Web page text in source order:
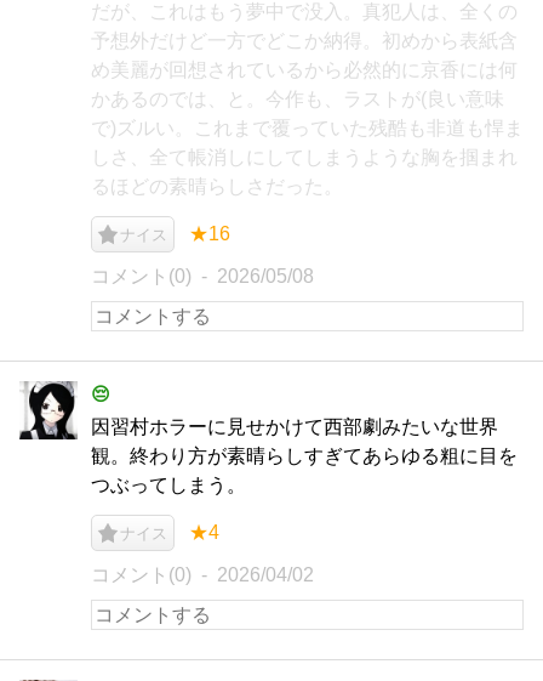
だが、これはもう夢中で没入。真犯人は、全くの
予想外だけど一方でどこか納得。初めから表紙含
め美麗が回想されているから必然的に京香には何
かあるのでは、と。今作も、ラストが(良い意味
で)ズルい。これまで覆っていた残酷も非道も悍ま
しさ、全て帳消しにしてしまうような胸を掴まれ
るほどの素晴らしさだった。
ナイス ★16
コメント(0) 2026/05/08
😔
因習村ホラーに見せかけて西部劇みたいな世界
観。終わり方が素晴らしすぎてあらゆる粗に目を
つぶってしまう。
ナイス ★4
コメント(0) 2026/04/02